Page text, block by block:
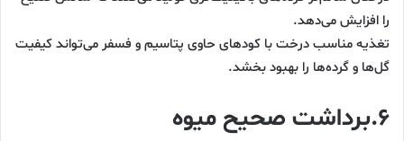
را افزایش می‌دهد.
تغذیه مناسب درخت با کودهای حاوی پتاسیم و فسفر می‌تواند کیفیت
گل‌ها و گرده‌ها را بهبود بخشد.
۶.برداشت صحیح میوه